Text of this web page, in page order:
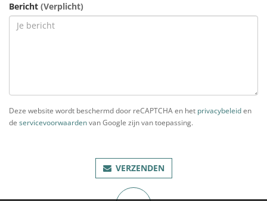
Bericht (Verplicht)
Deze website wordt beschermd door reCAPTCHA en het privacybeleiden
de servicevoorwaardenvan Google zijn van toepassing.
VERZENDEN